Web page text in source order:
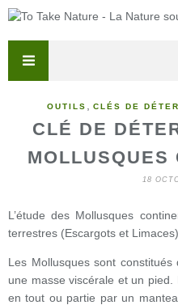
OUTILS CLÉS DE
CLÉ DE
MOLLUSQUES
18
L’étude des Mollusques
terrestres (Escargots et
Les Mollusques sont
une masse viscérale et un
en tout ou partie par un